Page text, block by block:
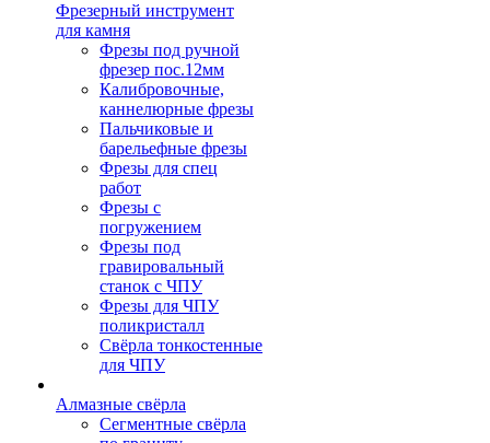
Фрезерный инструмент
для камня
Фрезы под ручной
фрезер пос.12мм
Калибровочные,
каннелюрные фрезы
Пальчиковые и
барельефные фрезы
Фрезы для спец
работ
Фрезы с
погружением
Фрезы под
гравировальный
станок с ЧПУ
Фрезы для ЧПУ
поликристалл
Свёрла тонкостенные
для ЧПУ
Алмазные свёрла
Сегментные свёрла